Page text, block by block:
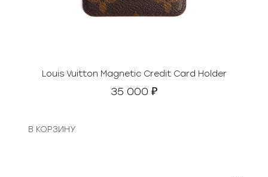
Louis Vuitton Magnetic Credit Card Holder
35 000 ₽
В КОРЗИНУ